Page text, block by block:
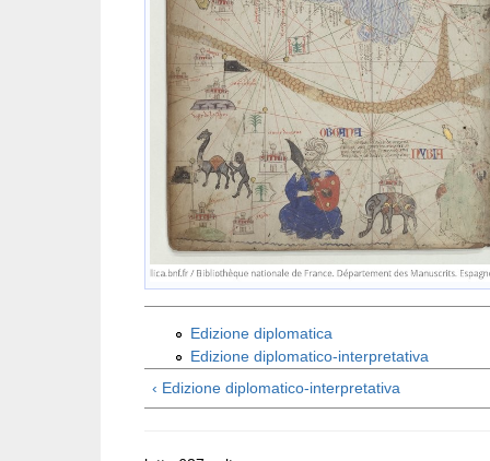
Edizione diplomatica
Edizione diplomatico-interpretativa
‹ Edizione diplomatico-interpretativa